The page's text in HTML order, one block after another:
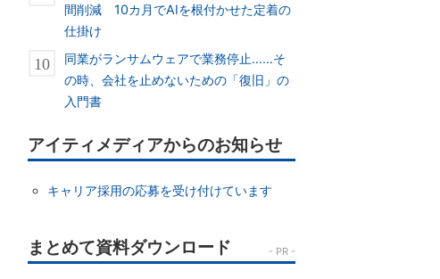
間削減 10カ月でAIを根付かせた定着の
仕掛け
同業がランサムウェアで業務停止……そ
の時、会社を止めないための「復旧」の
入門書
アイティメディアからのお知らせ
キャリア採用の応募を受け付けています